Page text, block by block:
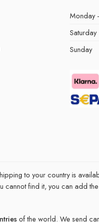
Monday
Saturday
Sunday
to your country is
cannot find it, you can add
of the world. We send